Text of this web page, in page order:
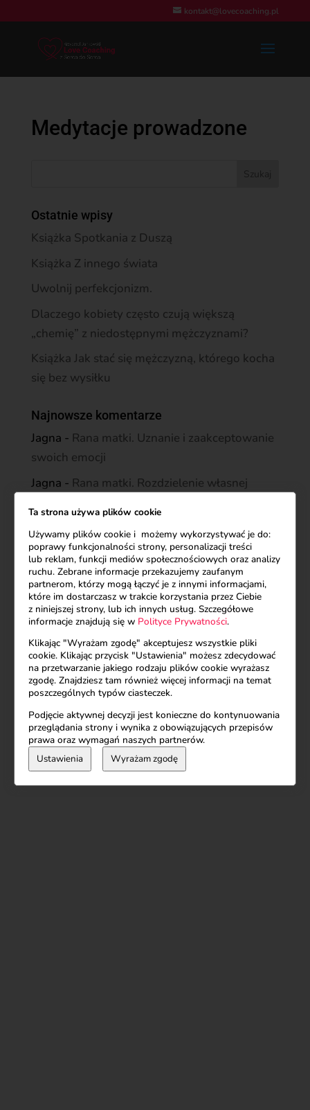
kontakt@lovecoaching.pl
Medytacje prowadzone
Ostatnie wpisy
Książka Spotkania z Duszą
Książka Z innego świata
Uwolnij perfekcjonizm.
Dlaczego kobiety często czują większą
„chemię” z niedostępnymi mężczyznami?
Książka Jak stać się mężczyzną, którego kocha
się bez wysiłku
Najnowsze komentarze
Jagna - Rana matki. Uznanie i zaakceptowanie
swoich emocji
Jagna - Rana matki. Rozdzielenie własnej
Jagna
Rana matki. Wewnętrzna matka – daj
sobie to, czego nie dostałaś
Jagna-Rana matki. Uwolnienie się od
lojalności wobec matki
Jagna-Rana matki. Stworzenie własnego
życia na nowych zasadach
Ta strona używa plików cookie
Używamy plików cookie i możemy wykorzystywać je do:
poprawy funkcjonalności strony, personalizacji treści
lub reklam, funkcji mediów społecznościowych oraz analizy
ruchu. Zebrane informacje przekazujemy zaufanym
partnerom, którzy mogą łączyć je z innymi informacjami,
które im dostarczasz w trakcie korzystania przez Ciebie
z niniejszej strony, lub ich innych usług. Szczegółowe
informacje znajdują się w Polityce Prywatności.
Klikając "Wyrażam zgodę" akceptujesz wszystkie pliki
cookie. Klikając przycisk "Ustawienia" możesz zdecydować
na przetwarzanie jakiego rodzaju plików cookie wyrażasz
zgodę. Znajdziesz tam również więcej informacji na temat
poszczególnych typów ciasteczek.
Podjęcie aktywnej decyzji jest konieczne do kontynuowania
przeglądania strony i wynika z obowiązujących przepisów
prawa oraz wymagań naszych partnerów.
Ustawienia Wyrażam zgodę